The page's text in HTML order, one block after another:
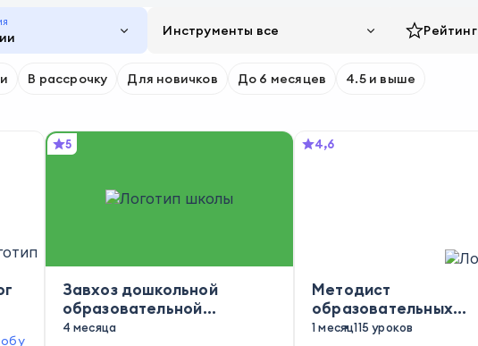
Инструменты все Рейтинг
В рассрочку Для новичков До 6 месяцев 4.5 и выше
5
Завхоз дошкольной
образовательной
организации
4 месяца
4,6
Методист
образовательных
программ
1 месяц115 уроков